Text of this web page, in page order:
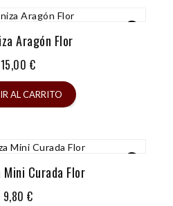
Aragón Flor
Precio
15,00 €
AL CARRITO
Mini Curada Flor
Precio
9,80 €